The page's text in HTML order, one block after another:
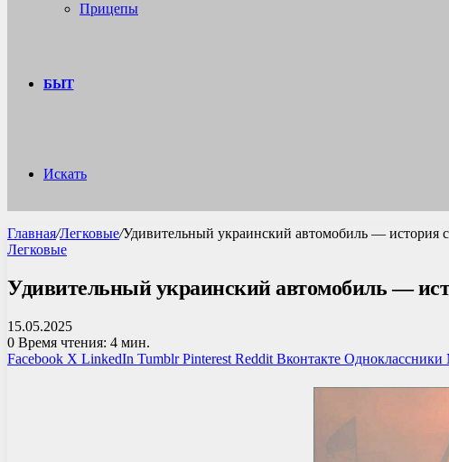
Прицепы
БЫТ
Искать
Главная/Легковые/Удивительный украинский автомобиль — история
Легковые
Удивительный украинский автомобиль —
15.05.2025
0 Время чтения: 4 мин.
Facebook X LinkedIn Tumblr Pinterest Reddit Вконтакте Одноклассники